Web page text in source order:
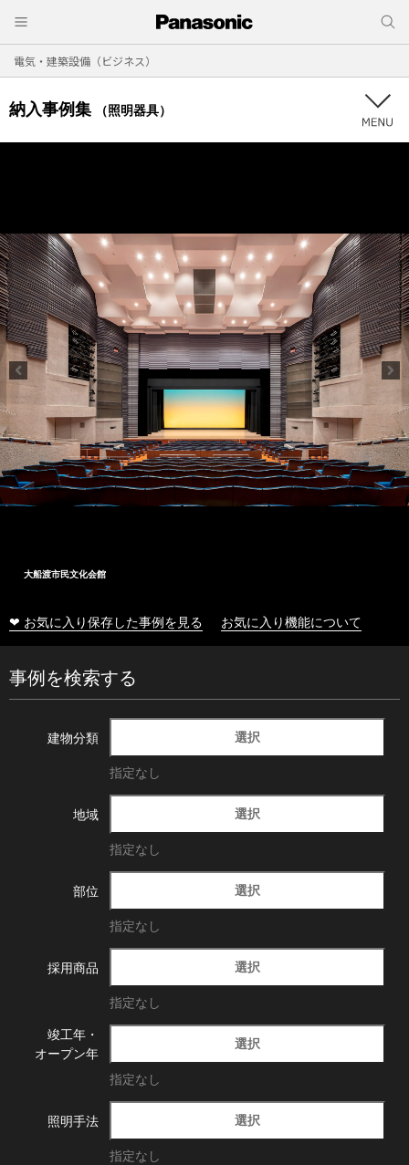
電気・建築設備（ビジネス）
納入事例集 （照明器具）
大船渡市民文化会館
❤ お気に入り保存した事例を見る お気に入り機能について
事例を検索する
建物分類 選択
指定なし
地域 選択
指定なし
部位 選択
指定なし
採用商品 選択
指定なし
竣工年・
オープン年
選択
指定なし
照明手法 選択
指定なし